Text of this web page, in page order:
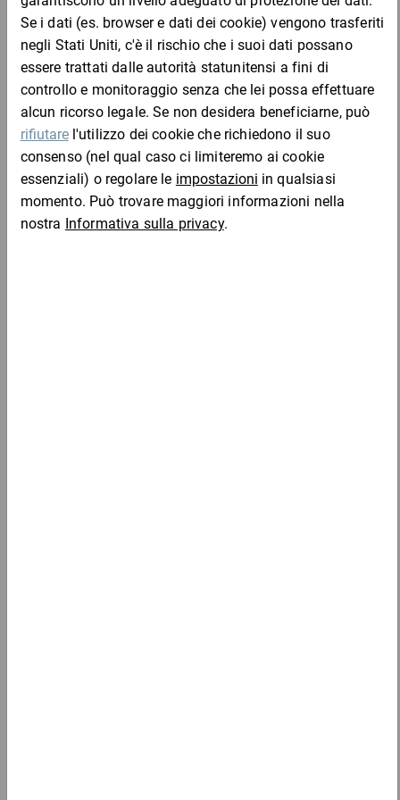
Campione
Aggiungi al carrello
Chi ha acquistato questo articolo ha acquistato
anche